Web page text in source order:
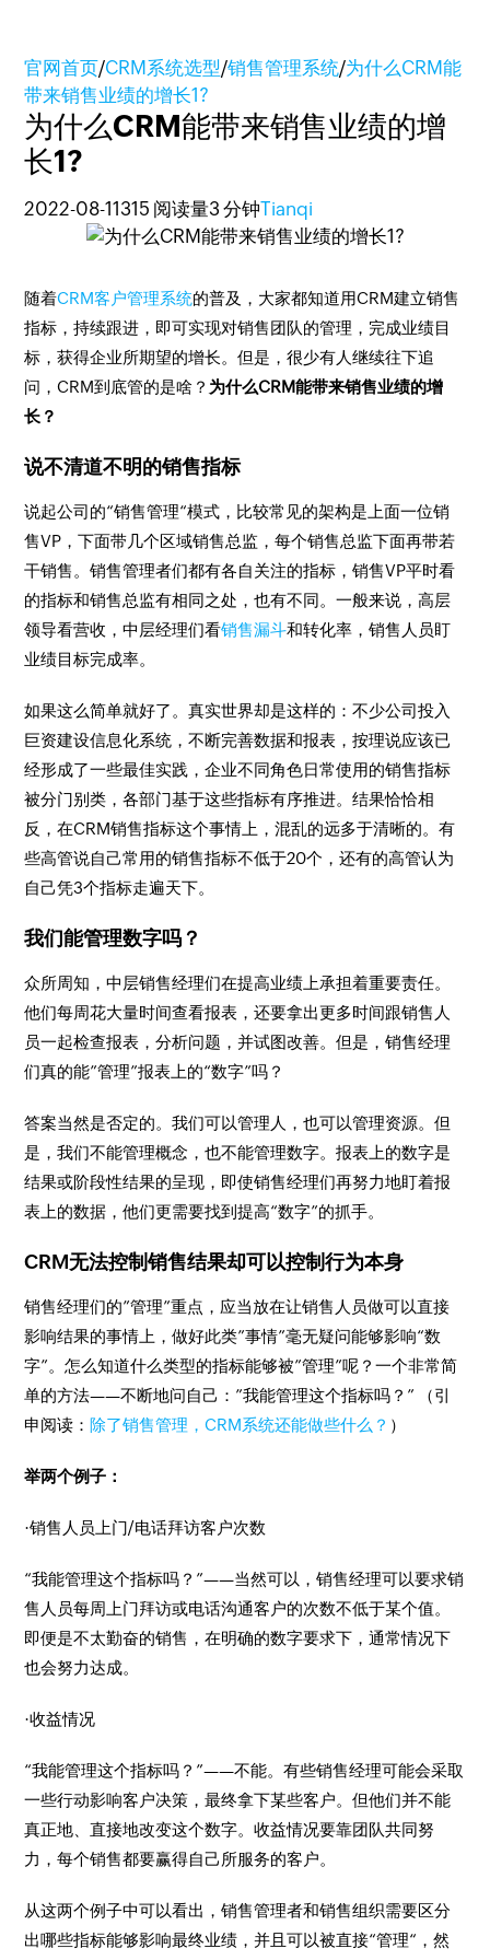
官网首页/CRM系统选型/销售管理系统/为什么CRM能
带来销售业绩的增长1?
为什么CRM能带来销售业绩的增
长1?
2022-08-11 315 阅读量3 分钟Tianqi
随着CRM客户管理系统的普及，大家都知道用CRM建立销售
指标，持续跟进，即可实现对销售团队的管理，完成业绩目
标，获得企业所期望的增长。但是，很少有人继续往下追
问，CRM到底管的是啥？ 为什么CRM能带来销售业绩的增
长？
说不清道不明的销售指标
说起公司的“销售管理“模式，比较常见的架构是上面一位销
售VP，下面带几个区域销售总监，每个销售总监下面再带若
干销售。销售管理者们都有各自关注的指标，销售VP平时看
的指标和销售总监有相同之处，也有不同。一般来说，高层
领导看营收，中层经理们看销售漏斗和转化率，销售人员盯
业绩目标完成率。
如果这么简单就好了。真实世界却是这样的：不少公司投入
巨资建设信息化系统，不断完善数据和报表，按理说应该已
经形成了一些最佳实践，企业不同角色日常使用的销售指标
被分门别类，各部门基于这些指标有序推进。结果恰恰相
反，在CRM销售指标这个事情上，混乱的远多于清晰的。有
些高管说自己常用的销售指标不低于20个，还有的高管认为
自己凭3个指标走遍天下。
我们能管理数字吗？
众所周知，中层销售经理们在提高业绩上承担着重要责任。
他们每周花大量时间查看报表，还要拿出更多时间跟销售人
员一起检查报表，分析问题，并试图改善。但是，销售经理
们真的能”管理”报表上的“数字”吗？
答案当然是否定的。我们可以管理人，也可以管理资源。但
是，我们不能管理概念，也不能管理数字。报表上的数字是
结果或阶段性结果的呈现，即使销售经理们再努力地盯着报
表上的数据，他们更需要找到提高“数字”的抓手。
CRM无法控制销售结果却可以控制行为本身
销售经理们的”管理”重点，应当放在让销售人员做可以直接
影响结果的事情上，做好此类”事情”毫无疑问能够影响“数
字”。怎么知道什么类型的指标能够被”管理”呢？一个非常简
单的方法——不断地问自己：”我能管理这个指标吗？” （引
申阅读： 除了销售管理，CRM系统还能做些什么？ ）
举两个例子：
·销售人员上门/电话拜访客户次数
“我能管理这个指标吗？”——当然可以，销售经理可以要求销
售人员每周上门拜访或电话沟通客户的次数不低于某个值。
即便是不太勤奋的销售，在明确的数字要求下，通常情况下
也会努力达成。
·收益情况
“我能管理这个指标吗？”——不能。有些销售经理可能会采取
一些行动影响客户决策，最终拿下某些客户。但他们并不能
真正地、直接地改变这个数字。收益情况要靠团队共同努
力，每个销售都要赢得自己所服务的客户。
从这两个例子中可以看出，销售管理者和销售组织需要区分
出哪些指标能够影响最终业绩，并且可以被直接“管理“，然